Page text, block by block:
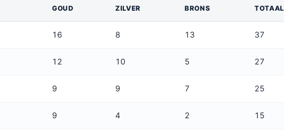
GOUD ZILVER BRONS TOTAAL
16 8 13 37
12 10 5 27
9 9 7 25
9 4 2 15